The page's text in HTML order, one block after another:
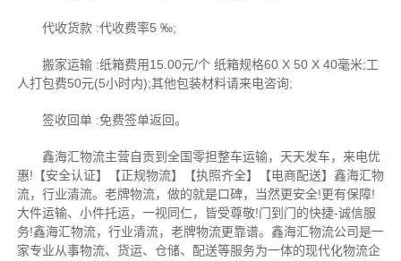
代收货款 :代收费率5 ‰;
搬家运输 :纸箱费用15.00元/个 纸箱规格60 X 50 X 40毫米;工
人打包费50元(5小时内);其他包装材料请来电咨询;
签收回单 :免费签单返回。
鑫海汇物流主营自贡到全国零担整车运输，天天发车，来电优
惠!【安全认证】【正规物流】【执照齐全】【电商配送】鑫海汇物
流，行业清流。老牌物流，做的就是口碑，当然更安全!更有保障!
大件运输、小件托运，一视同仁，皆受尊敬!门到门的快捷-诚信服
务!鑫海汇物流，行业清流，老牌物流更靠谱。鑫海汇物流公司是一
家专业从事物流、货运、仓储、配送等服务为一体的现代化物流企